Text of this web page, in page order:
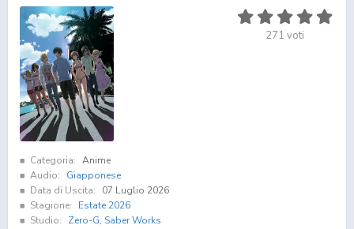
271 voti
Categoria: Anime
Audio:
Giapponese
Data di Uscita:
07 Luglio 2026
Stagione:
Estate 2026
Studio:
Zero-G, Saber Works